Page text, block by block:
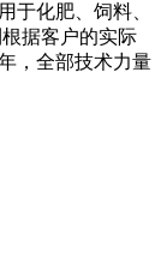
于化肥、饲料、
据客户的实际
，全部技术力量